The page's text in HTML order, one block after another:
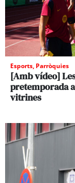
Esports, Parròquies
[Amb vídeo]
pretemporada
vitrines